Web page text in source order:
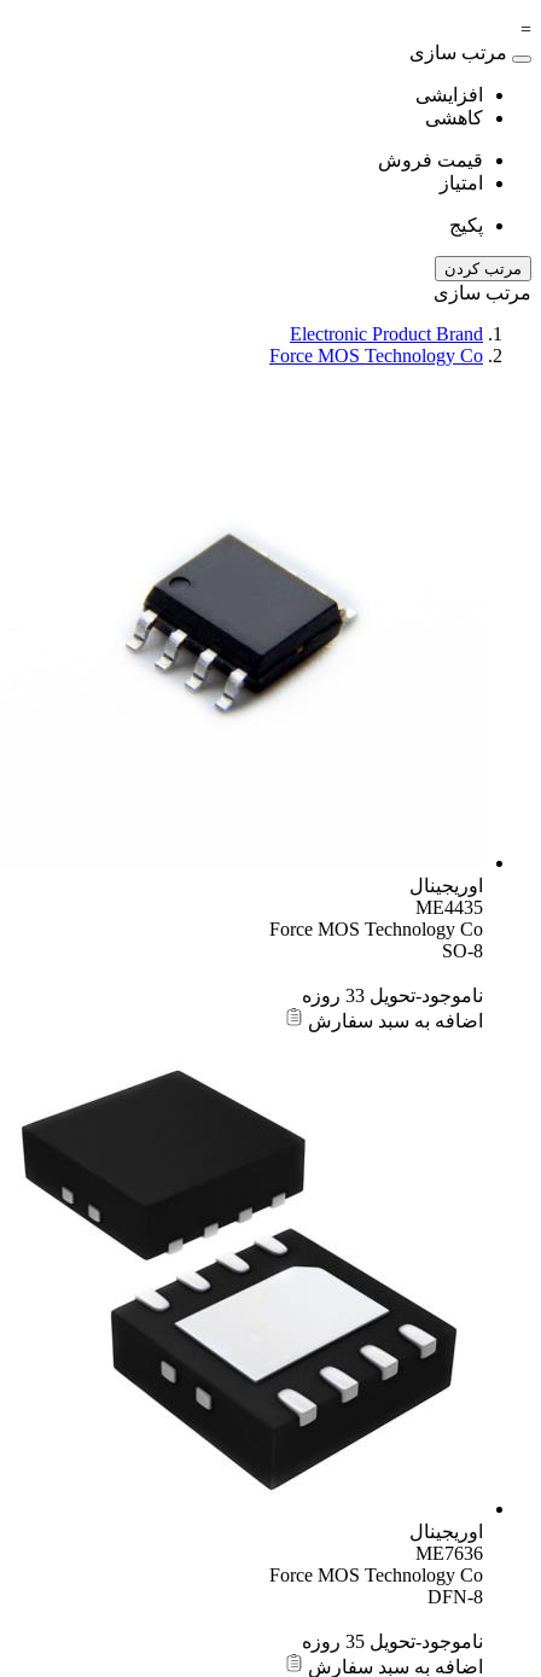
=
مرتب سازی
افزایشی
کاهشی
قیمت فروش
امتیاز
پکیج
مرتب کردن
مرتب سازی
Electronic Product Brand
Force MOS Technology Co
اوریجینال
ME4435
Force MOS Technology Co
SO-8
ناموجود-تحویل 33 روزه
اضافه به سبد سفارش
اوریجینال
ME7636
Force MOS Technology Co
DFN-8
ناموجود-تحویل 35 روزه
اضافه به سبد سفارش